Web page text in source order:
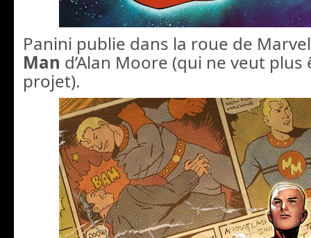
Panini publie dans la roue de
Man d’Alan Moore (qui ne veut
projet).